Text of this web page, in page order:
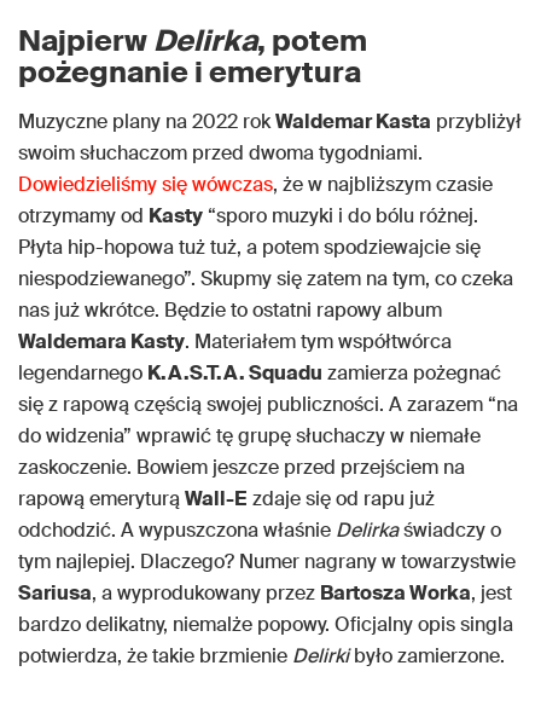
NajpierwDelirka, potem
pożegnanie i emerytura
Muzyczne plany na 2022 rokWaldemar Kasta przybliżył
swoim słuchaczom przed dwoma tygodniami.
Dowiedzieliśmy się wówczas, że w najbliższym czasie
otrzymamy od Kasty “sporo muzyki i do bólu różnej.
Płyta hip-hopowa tuż tuż, a potem spodziewajcie się
niespodziewanego”. Skupmy się zatem na tym, co czeka
nas już wkrótce. Będzie to ostatni rapowy album
Waldemara Kasty. Materiałem tym współtwórca
legendarnego K.A.S.T.A. Squadu zamierza pożegnać
się z rapową częścią swojej publiczności. A zarazem “na
do widzenia” wprawić tę grupę słuchaczy w niemałe
zaskoczenie. Bowiem jeszcze przed przejściem na
rapową emeryturąWall-E zdaje się od rapu już
odchodzić. A wypuszczona właśnie Delirkaświadczy o
tym najlepiej. Dlaczego? Numer nagrany w towarzystwie
Sariusa, a wyprodukowany przez Bartosza Worka, jest
bardzo delikatny, niemalże popowy. Oficjalny opis singla
potwierdza, że takie brzmienie Delirkibyło zamierzone.